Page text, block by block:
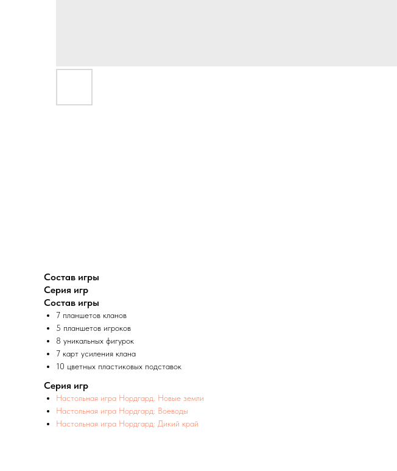
Состав игры
Серия игр
Состав игры
7 планшетов кланов
5 планшетов игроков
8 уникальных фигурок
7 карт усиления клана
10 цветных пластиковых подставок
Серия игр
Настольная игра Нордгард. Новые земли
Настольная игра Нордгард: Воеводы
Настольная игра Нордгард: Дикий край